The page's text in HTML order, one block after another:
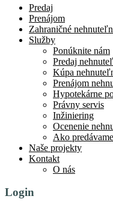
Predaj
Prenájom
Zahraničné
Služby
Ponúknite nám
Predaj
Kúpa
Prenájom
Hypotekárne
Právny servis
Inžiniering
Ocenenie
Ako predávame
Naše projekty
Kontakt
O nás
Login